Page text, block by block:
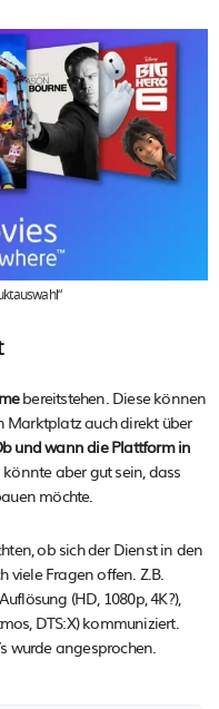
bereitstehen. Diese können
Marktplatz auch direkt über
und wann die Plattform in
aber gut sein, dass
möchte.
ob sich der Dienst in den
viele Fragen offen. Z.B.
(HD, 1080p, 4K?),
DTS:X) kommuniziert.
wurde angesprochen.